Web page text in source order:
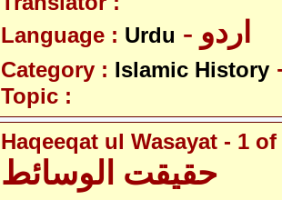
Language : Urdu - اردو
Category : Islamic History
Topic :
Haqeeqat ul Wasayat - 1 of
حقیقت الوسائط